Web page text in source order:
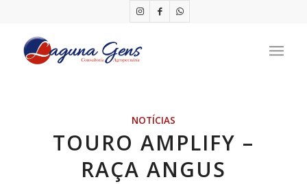
NOTÍCIAS
TOURO AMPLIFY –
RAÇA ANGUS